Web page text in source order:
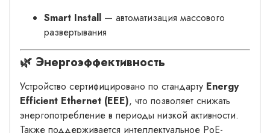
Smart Install — автоматизация массового
развертывания
🌿 Энергоэффективность
Устройство сертифицировано по стандарту Energy
Efficient Ethernet (EEE), что позволяет снижать
энергопотребление в периоды низкой активности.
Также поддерживается интеллектуальное PoE-